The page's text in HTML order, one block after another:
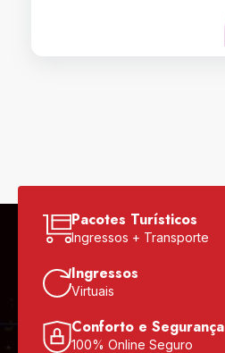
Pacotes Turísticos
Ingressos + Transporte
Ingressos
Virtuais
Conforto e Segurança
100% Online Seguro